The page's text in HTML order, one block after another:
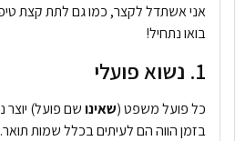
אני אשתדל לקצר, כמו גם לתת קצת
בואו נתחיל!
1. נשוא פועלי
כל פועל משפט (שאינושם פועל)
בזמן הווה הם לעיתים בכלל שמות תואר.